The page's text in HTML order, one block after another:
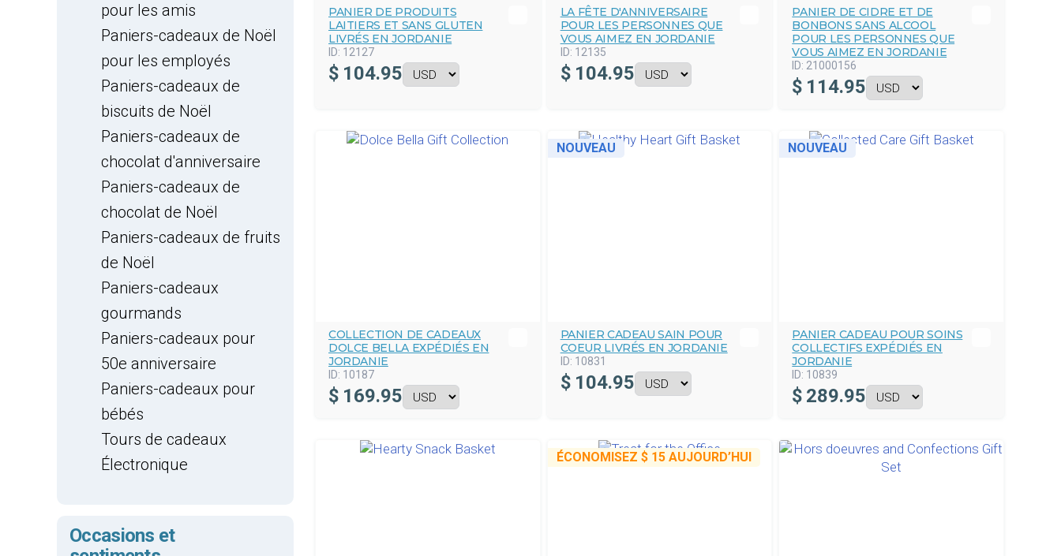
pour les amis
Paniers-cadeaux de Noël
pour les employés
Paniers-cadeaux de
biscuits de Noël
Paniers-cadeaux de
chocolat d'anniversaire
Paniers-cadeaux de
chocolat de Noël
Paniers-cadeaux de fruits
de Noël
Paniers-cadeaux
gourmands
Paniers-cadeaux pour
50e anniversaire
Paniers-cadeaux pour
bébés
Tours de cadeaux
Électronique
Occasions et
PANIER DE PRODUITS
LAITIERS ET SANS GLUTEN
LIVRÉS EN JORDANIE
ID: 12127
$ 104.95
LA FÊTE D'ANNIVERSAIRE
POUR LES PERSONNES QUE
VOUS AIMEZ EN JORDANIE
ID: 12135
$ 104.95
PANIER DE CIDRE ET DE
BONBONS SANS ALCOOL
POUR LES PERSONNES QUE
VOUS AIMEZ EN JORDANIE
ID: 21000156
$ 114.95
COLLECTION DE CADEAUX
DOLCE BELLA EXPÉDIÉS EN
JORDANIE
ID: 10187
$ 169.95
NOUVEAU
PANIER CADEAU SAIN POUR
COEUR LIVRÉS EN JORDANIE
ID: 10831
$ 104.95
NOUVEAU
PANIER CADEAU POUR SOINS
COLLECTIFS EXPÉDIÉS EN
JORDANIE
ID: 10839
$ 289.95
ÉCONOMISEZ $ 15AUJOURD’HUI